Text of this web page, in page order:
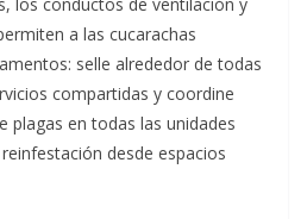
a las cucarachas
selle alrededor de todas
compartidas y coordine
plagas en todas las unidades
desde espacios